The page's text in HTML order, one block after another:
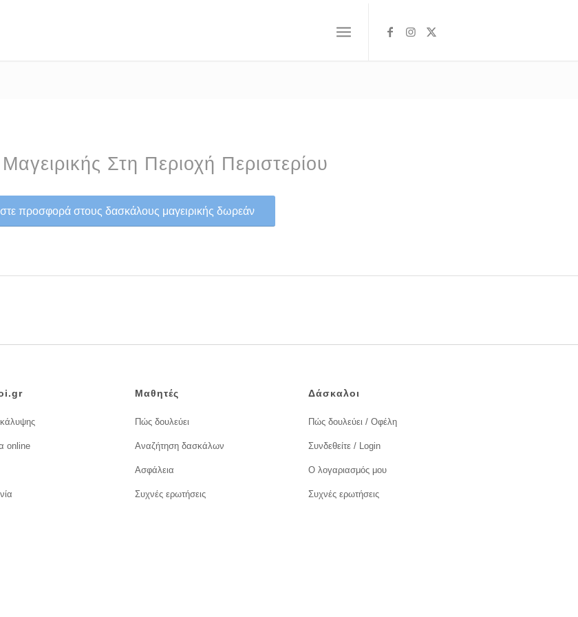
Στη Περιοχή Περιστερίου
προσφορά στους δασκάλους μαγειρικής δωρεάν
κάλυψης
online
Μαθητές
Πώς δουλεύει
Αναζήτηση δασκάλων
Ασφάλεια
Συχνές ερωτήσεις
Δάσκαλοι
Πώς δουλεύει / Οφέλη
Συνδεθείτε / Login
Ο λογαριασμός μου
Συχνές ερωτήσεις